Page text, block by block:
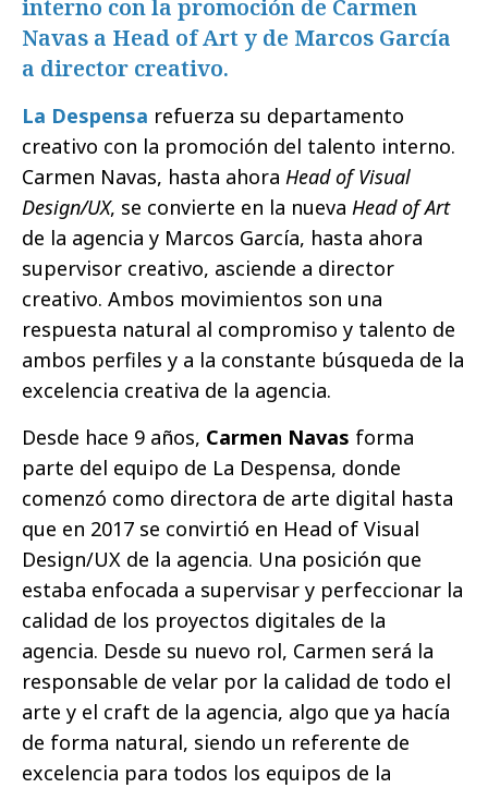
interno con la promoción de Carmen
Navas a Head of Art y de Marcos García
a director creativo.
La Despensa refuerza su departamento
creativo con la promoción del talento interno.
Carmen Navas, hasta ahora Head of Visual
Design/UX, se convierte en la nueva Head of Art
de la agencia y Marcos García, hasta ahora
supervisor creativo, asciende a director
creativo. Ambos movimientos son una
respuesta natural al compromiso y talento de
ambos perfiles y a la constante búsqueda de la
excelencia creativa de la agencia.
Desde hace 9 años, Carmen Navas forma
parte del equipo de La Despensa, donde
comenzó como directora de arte digital hasta
que en 2017 se convirtió en Head of Visual
Design/UX de la agencia. Una posición que
estaba enfocada a supervisar y perfeccionar la
calidad de los proyectos digitales de la
agencia. Desde su nuevo rol, Carmen será la
responsable de velar por la calidad de todo el
arte y el craft de la agencia, algo que ya hacía
de forma natural, siendo un referente de
excelencia para todos los equipos de la